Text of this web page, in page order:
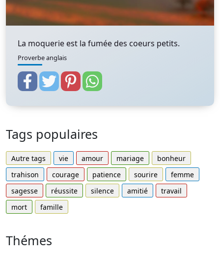
La moquerie est la fumée des coeurs petits.
Proverbe anglais
Tags populaires
Autre tags vie amour mariage
bonheur
trahison
courage patience sourire
femme
sagesse
réussite silence amitié
travail
mort
famille
Thémes